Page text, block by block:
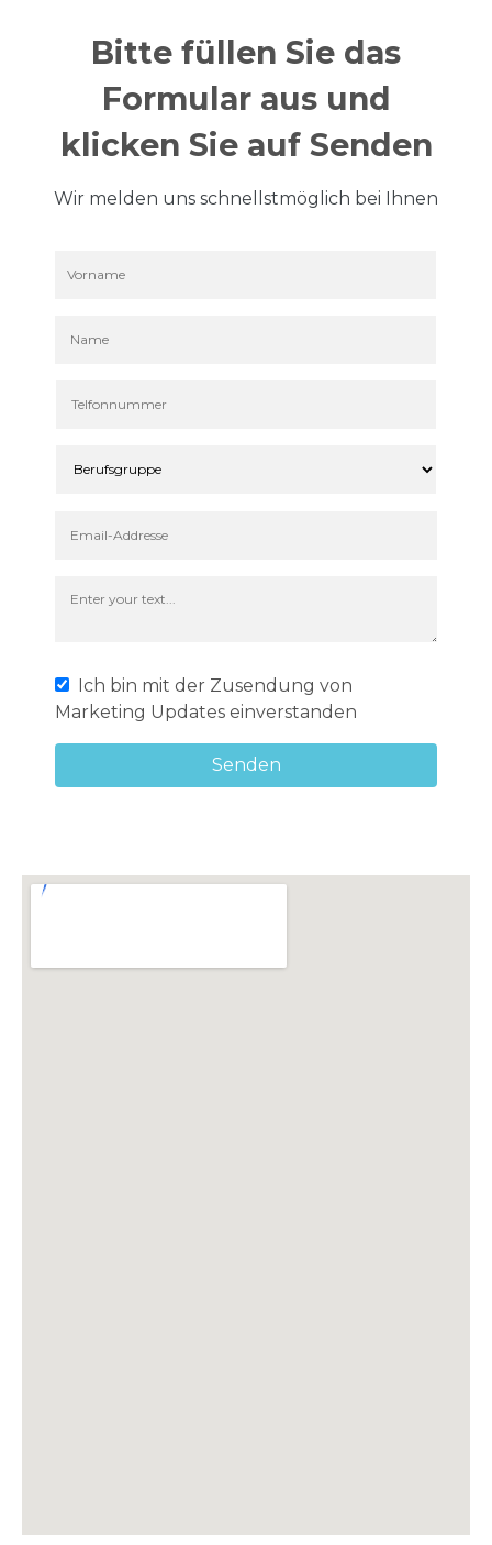
Bitte füllen Sie das
Formular aus und
klicken Sie auf Senden
Wir melden uns schnellstmöglich bei Ihnen
Ich bin mit der Zusendung von
Marketing Updates einverstanden
Senden